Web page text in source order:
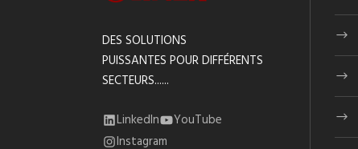
DES SOLUTIONS
PUISSANTES POUR DIFFÉRENTS
SECTEURS......
LinkedIn
YouTube
Instagram